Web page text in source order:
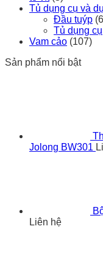
Tủ dụng cụ và
Đầu tuýp
Tủ dụng cụ
Vam cảo (107)
Sản phẩm nổi bật
Jolong BW301
Liên hệ